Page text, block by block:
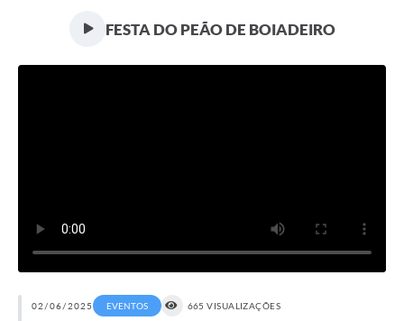
Controle Interno
SIM - Serviço de Inspeção Muncipal
FESTA DO PEÃO DE BOIADEIRO
02/06/2025 EVENTOS 665 VISUALIZAÇÕES